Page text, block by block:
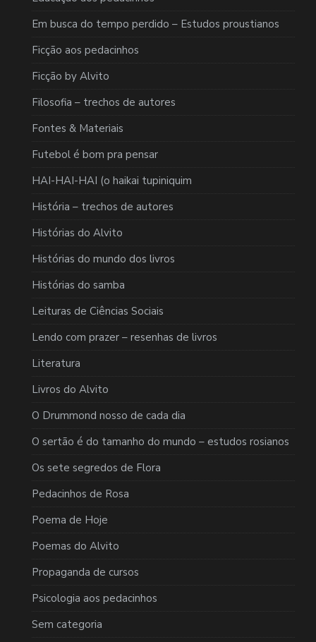
Em busca do tempo perdido – Estudos proustianos
Ficção aos pedacinhos
Ficção by Alvito
Filosofia – trechos de autores
Fontes & Materiais
Futebol é bom pra pensar
HAI-HAI-HAI (o haikai tupiniquim
História – trechos de autores
Histórias do Alvito
Histórias do mundo dos livros
Histórias do samba
Leituras de Ciências Sociais
Lendo com prazer – resenhas de livros
Literatura
Livros do Alvito
O Drummond nosso de cada dia
O sertão é do tamanho do mundo – estudos rosianos
Os sete segredos de Flora
Pedacinhos de Rosa
Poema de Hoje
Poemas do Alvito
Propaganda de cursos
Psicologia aos pedacinhos
Sem categoria